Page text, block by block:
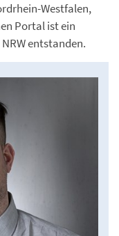
Westfalen,
Portal ist ein
entstanden.